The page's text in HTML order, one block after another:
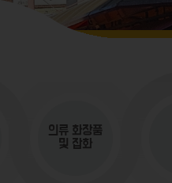
의류 화장품
및 잡화